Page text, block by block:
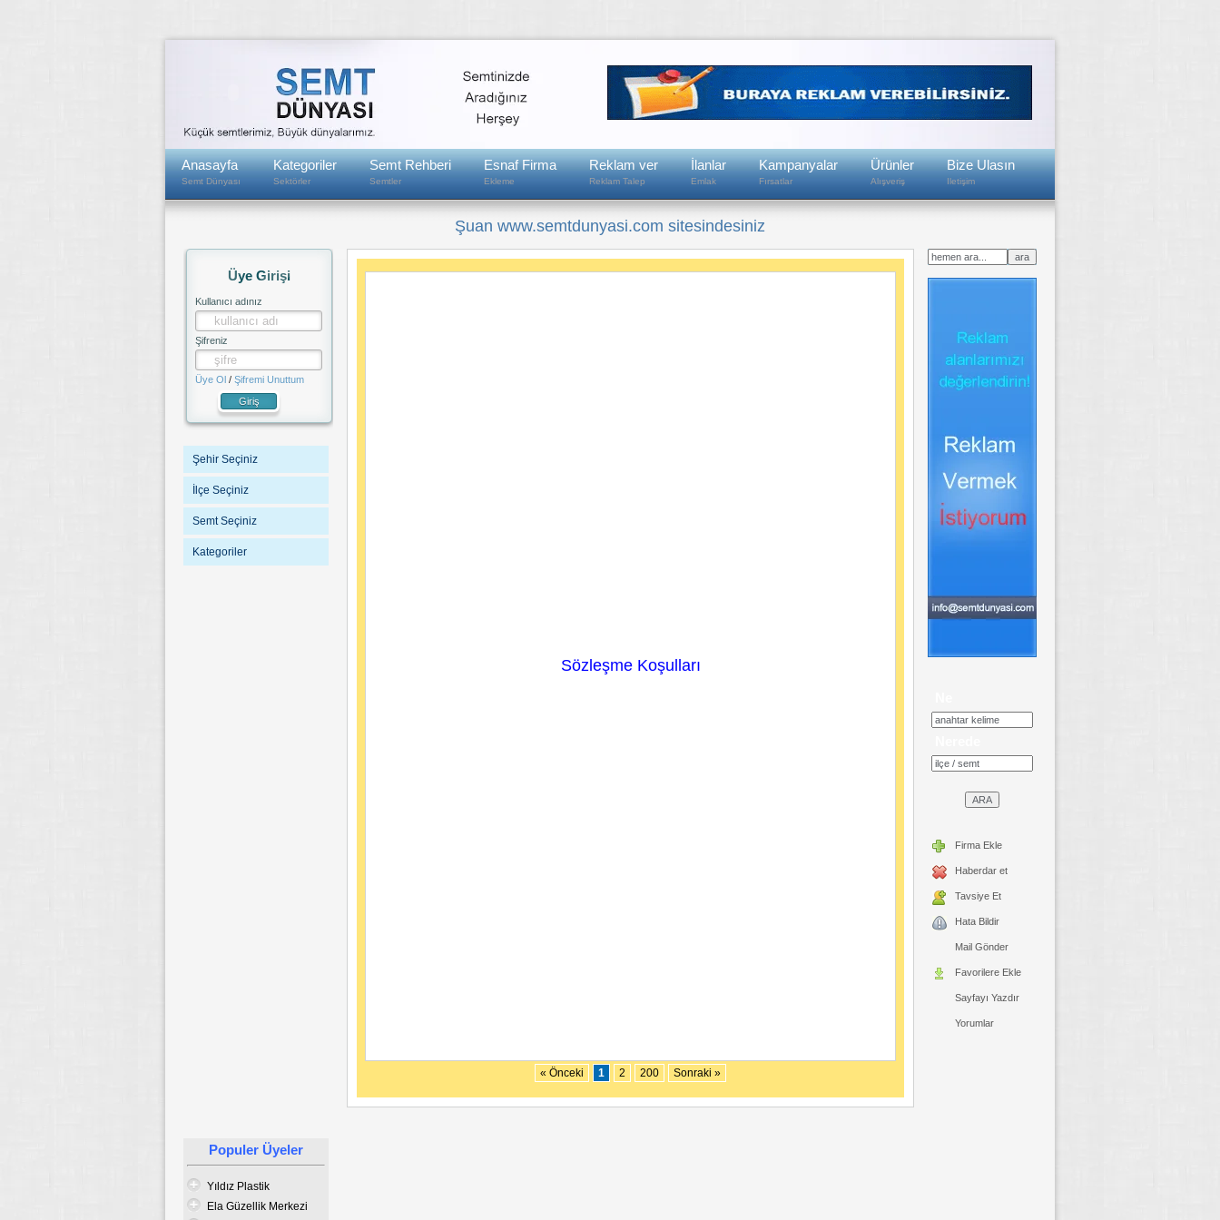
Anasayfa
Semt Dünyası
Kategoriler
Sektörler
Semt Rehberi
Semtler
Esnaf Firma
Ekleme
Reklam ver
Reklam Talep
İlanlar
Emlak
Kampanyalar
Fırsatlar
Ürünler
Alışveriş
Bize Ulasın
Iletişim
Şuan www.semtdunyasi.com sitesindesiniz
Şehir Seçiniz
İlçe Seçiniz
Semt Seçiniz
Kategoriler
Populer Üyeler
Yıldız Plastik
Ela Güzellik Merkezi
Sözleşme Koşulları
« Önceki 1 2 200 Sonraki »
Firma Ekle
Haberdar et
Tavsiye Et
Hata Bildir
Mail Gönder
Favorilere Ekle
Sayfayı Yazdır
Yorumlar